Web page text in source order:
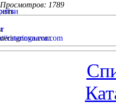
Просмотров: 1789